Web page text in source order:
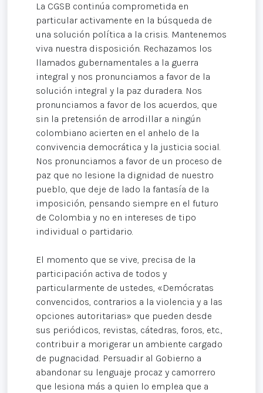
La CGSB continúa comprometida en
particular activamente en la búsqueda de
una solución política a la crisis. Mantenemos
viva nuestra disposición. Rechazamos los
llamados gubernamentales a la guerra
integral y nos pronunciamos a favor de la
solución integral y la paz duradera. Nos
pronunciamos a favor de los acuerdos, que
sin la pretensión de arrodillar a ningún
colombiano acierten en el anhelo de la
convivencia democrática y la justicia social.
Nos pronunciamos a favor de un proceso de
paz que no lesione la dignidad de nuestro
pueblo, que deje de lado la fantasía de la
imposición, pensando siempre en el futuro
de Colombia y no en intereses de tipo
individual o partidario.
El momento que se vive, precisa de la
participación activa de todos y
particularmente de ustedes, «Demócratas
convencidos, contrarios a la violencia y a las
opciones autoritarias» que pueden desde
sus periódicos, revistas, cátedras, foros, etc.,
contribuir a morigerar un ambiente cargado
de pugnacidad. Persuadir al Gobierno a
abandonar su lenguaje procaz y camorrero
que lesiona más a quien lo emplea que a